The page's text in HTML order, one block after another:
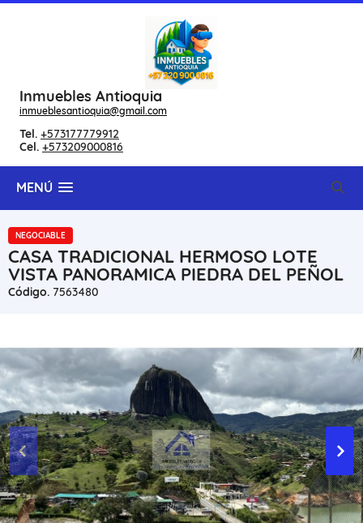
Inmuebles Antioquia
inmueblesantioquia@gmail.com
Tel. +573177779912
Cel. +573209000816
MENÚ
NEGOCIABLE
CASA TRADICIONAL HERMOSO LOTE
VISTA PANORAMICA PIEDRA DEL PEÑOL
Código. 7563480